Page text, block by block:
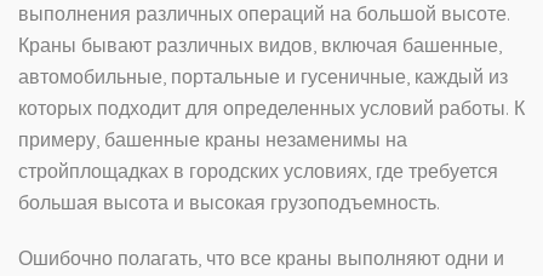
выполнения различных операций на большой высоте.
Краны бывают различных видов, включая башенные,
автомобильные, портальные и гусеничные, каждый из
которых подходит для определенных условий работы. К
примеру, башенные краны незаменимы на
стройплощадках в городских условиях, где требуется
большая высота и высокая грузоподъемность.
Ошибочно полагать, что все краны выполняют одни и